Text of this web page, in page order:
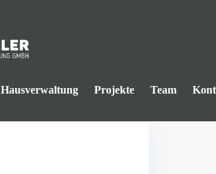
Hausverwaltung Projekte Team